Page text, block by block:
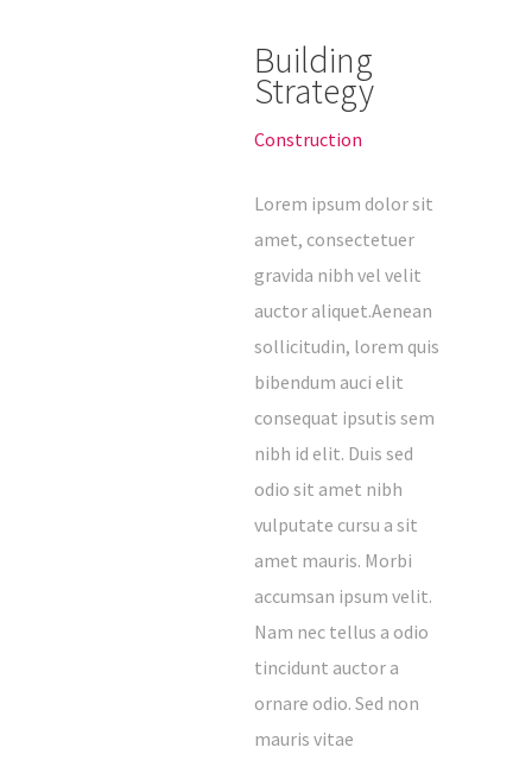
Building
Strategy
Construction
Lorem ipsum dolor sit
amet, consectetuer
gravida nibh vel velit
auctor aliquet.Aenean
sollicitudin, lorem quis
bibendum auci elit
consequat ipsutis sem
nibh id elit. Duis sed
odio sit amet nibh
vulputate cursu a sit
amet mauris. Morbi
accumsan ipsum velit.
Nam nec tellus a odio
tincidunt auctor a
ornare odio. Sed non
mauris vitae